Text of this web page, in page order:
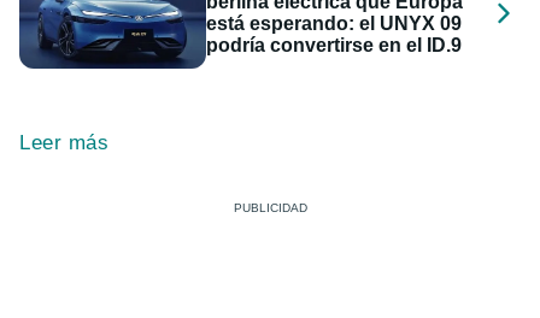
está esperando: el UNYX 09
podría convertirse en el ID.9
Leer más